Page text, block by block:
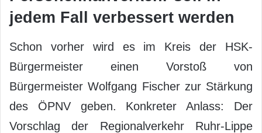
jedem Fall verbessert werden
Schon vorher wird es im Kreis der HSK-
Bürgermeister einen Vorstoß von
Bürgermeister Wolfgang Fischer zur Stärkung
des ÖPNV geben. Konkreter Anlass: Der
Vorschlag der Regionalverkehr Ruhr-Lippe